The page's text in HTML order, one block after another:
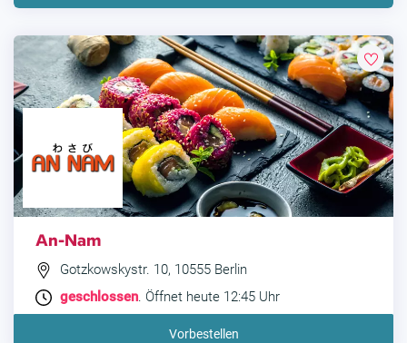
An-Nam
Gotzkowskystr. 10, 10555 Berlin
geschlossen. Öffnet heute 12:45 Uhr
Vorbestellen